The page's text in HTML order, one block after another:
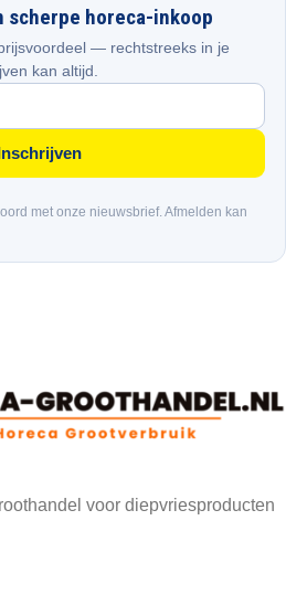
scherpe horeca-inkoop
— rechtstreeks in je
kan altijd.
met onze nieuwsbrief. Afmelden kan
voor diepvriesproducten